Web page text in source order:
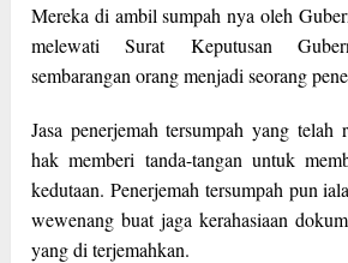
Mereka di ambil sumpah nya oleh
melewati Surat Keputusan
sembarangan orang menjadi seorang
Jasa penerjemah tersumpah yang telah
hak memberi tanda-tangan untuk
kedutaan. Penerjemah tersumpah pun
wewenang buat jaga kerahasiaan
yang di terjemahkan.